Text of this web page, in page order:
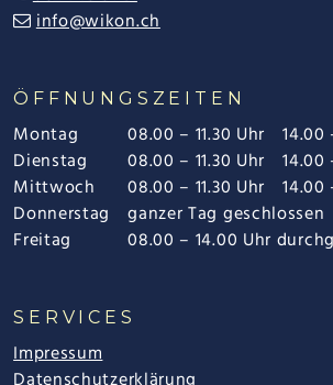
info@wikon.ch
ÖFFNUNGSZEITEN
Montag 08.00 – 11.30 Uhr
14.00
Dienstag
08.00 – 11.30 Uhr
14.00
Mittwoch
08.00 – 11.30 Uhr
14.00
Donnerstag
ganzer Tag geschlossen
Freitag
08.00 – 14.00 Uhr
SERVICES
Impressum